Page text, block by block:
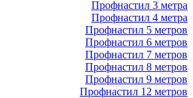
Профнастил 3 метра
Профнастил 4 метра
Профнастил 5 метров
Профнастил 6 метров
Профнастил 7 метров
Профнастил 8 метров
Профнастил 9 метров
Профнастил 12 метров